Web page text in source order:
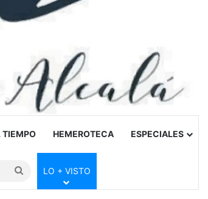
TIEMPO HEMEROTECA ESPECIALES
Buscar
por
LO + VISTO